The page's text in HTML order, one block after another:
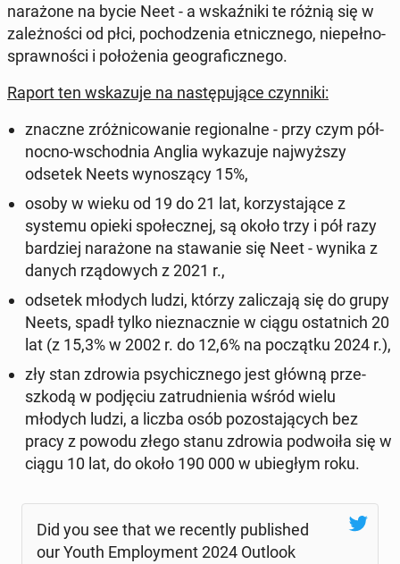
na­ra­żo­ne na bycie Neet - a wskaź­ni­ki te różnią się w
za­leż­no­ści od płci, po­cho­dze­nia et­nicz­ne­go, nie­peł­no­
spraw­no­ści i po­ło­że­nia geo­gra­ficz­ne­go.
Raport ten wska­zu­je na na­stę­pu­ją­ce czyn­ni­ki:
znaczne zróż­ni­co­wa­nie re­gio­nal­ne - przy czym pół­
noc­no-wschod­nia Anglia wy­ka­zu­je naj­wyż­szy
odsetek Neets wy­no­szą­cy 15%,
osoby w wieku od 19 do 21 lat, ko­rzy­sta­ją­ce z
systemu opieki spo­łecz­nej, są około trzy i pół razy
bar­dziej na­ra­żo­ne na sta­wa­nie się Neet - wynika z
danych rzą­do­wych z 2021 r.,
odsetek młodych ludzi, którzy za­li­cza­ją się do grupy
Neets, spadł tylko nie­znacz­nie w ciągu ostat­nich 20
lat (z 15,3% w 2002 r. do 12,6% na po­cząt­ku 2024 r.),
zły stan zdrowia psy­chicz­ne­go jest główną prze­
szko­dą w pod­ję­ciu za­trud­nie­nia wśród wielu
młodych ludzi, a liczba osób po­zo­sta­ją­cych bez
pracy z powodu złego stanu zdrowia po­dwo­iła się w
ciągu 10 lat, do około 190 000 w ubie­głym roku.
Did you see that we re­cen­tly pu­bli­shed
our Youth Em­ploy­ment 2024 Outlook